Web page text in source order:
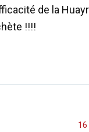
de la
!!!!